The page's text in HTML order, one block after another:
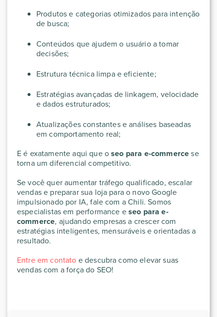
Produtos e categorias otimizados para intenção
de busca;
Conteúdos que ajudem o usuário a tomar
decisões;
Estrutura técnica limpa e eficiente;
Estratégias avançadas de linkagem, velocidade
e dados estruturados;
Atualizações constantes e análises baseadas
em comportamento real;
E é exatamente aqui que oseo para e-commercese
torna um diferencial competitivo.
Se você quer aumentar tráfego qualificado, escalar
vendas e preparar sua loja para o novo Google
impulsionado por IA, fale com a Chili. Somos
especialistas em performance eseo para e-
commerce, ajudando empresas a crescer com
estratégias inteligentes, mensuráveis e orientadas a
resultado.
Entre em contato e descubra como elevar suas
vendas com a força do SEO!